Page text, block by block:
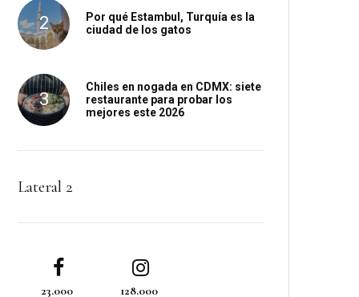
Por qué Estambul, Turquía es la
ciudad de los gatos
Chiles en nogada en CDMX: siete
restaurante para probar los
mejores este 2026
Lateral 2
23.000 128.000